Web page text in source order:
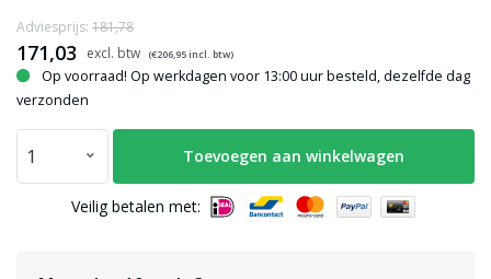
171,03 (€206,95incl. btw)
Adviesprijs: 181,78
Op voorraad! Op werkdagen voor 13:00 uur besteld, dezelfde dag
verzonden
Toevoegen aan winkelwagen
Veilig betalen met: